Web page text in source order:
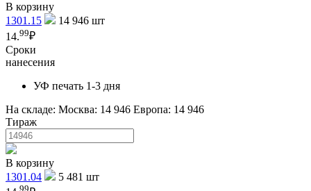
В корзину
1301.15
14 946 шт
14.99₽
Сроки
нанесения
УФ печать 1-3 дня
На складе: Москва: 14 946 Европа: 14 946
Тираж
В корзину
1301.04
5 481 шт
99